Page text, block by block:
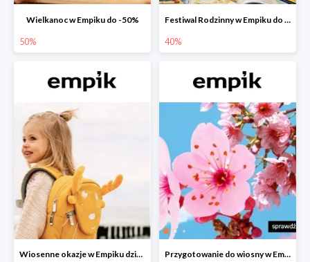
Wielkanoc w Empiku do -50%
50%
Festiwal Rodzinny w Empiku do -40%
40%
Wiosenne okazje w Empiku dziecko w podróży do -40% Przygotowanie do wiosny w Empiku - setki produktów do -50%